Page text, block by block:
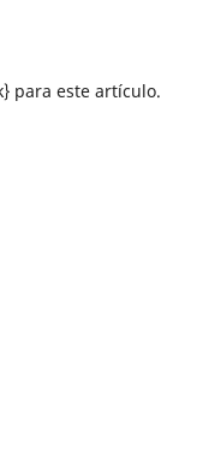
para este artículo.